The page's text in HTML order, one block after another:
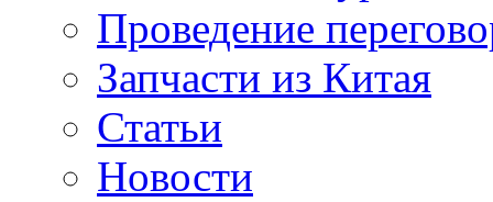
Проведение
Запчасти из Китая
Статьи
Новости